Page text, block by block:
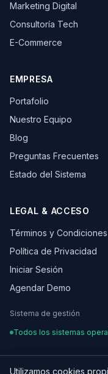
Marketing Digital
Consultoría Tech
E-Commerce
EMPRESA
Portafolio
Nuestro Equipo
Blog
Preguntas Frecuentes
Estado del Sistema
LEGAL & ACCESO
Términos y Condiciones
Política de Privacidad
Iniciar Sesión
Agendar Demo
Sistema de gestión
Todos los sistemas
Utilizamos cookies